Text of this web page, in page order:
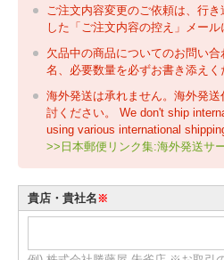
ご注文内容変更のご依頼は、行
した「ご注文内容の控え」メール
欠品中の商品についてのお問い
名、必要数量を必ずお書き添えく
海外発送は承れません。海外発
討ください。 We don't ship
using various international
>>日本郵便リンク集:海外発送サ
貴店・貴社名※